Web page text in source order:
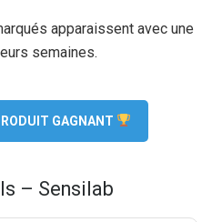
apparaissent avec une
semaines.
GAGNANT
– Sensilab